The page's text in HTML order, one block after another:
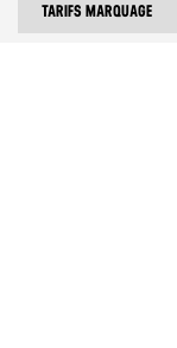
TARIFS MARQUAGE